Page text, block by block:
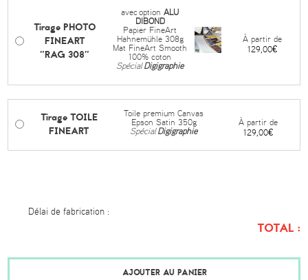
Tirage PHOTO
FINEART
"RAG 308"
avecoptionALU
DIBOND
Papier FineArt
Hahnemühle 308g
Mat FineArt Smooth
100% coton
SpécialDigigraphie
À partir de
129,00€
Tirage TOILE
FINEART
Toile premium Canvas
Epson Satin 350g
SpécialDigigraphie
À partir de
129,00€
Délai de fabrication :
TOTAL :
AJOUTER AU PANIER